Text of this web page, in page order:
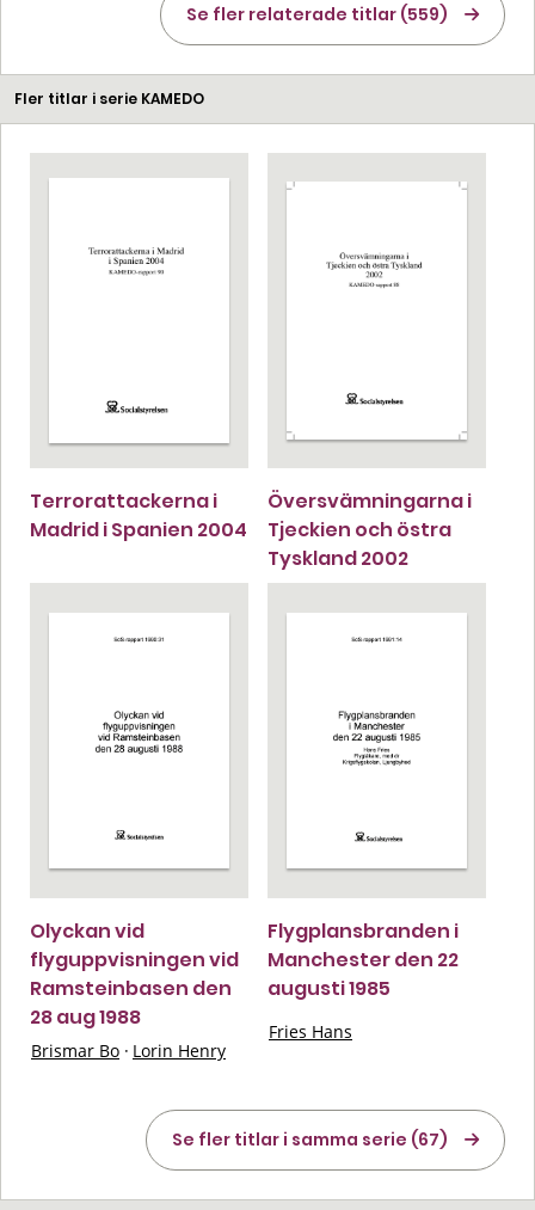
Se fler relaterade titlar (559)
Fler titlar i serie KAMEDO
Terrorattackerna i
Madrid i Spanien 2004
Översvämningarna i
Tjeckien och östra
Tyskland 2002
Olyckan vid
flyguppvisningen vid
Ramsteinbasen den
28 aug 1988
Brismar Bo · Lorin Henry
Flygplansbranden i
Manchester den 22
augusti 1985
Fries Hans
Se fler titlar i samma serie (67)